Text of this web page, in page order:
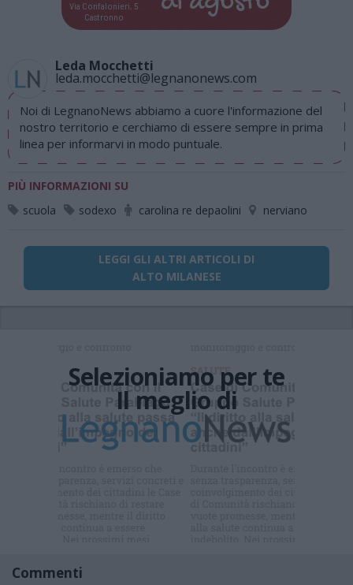
Via Confalonieri, 5
Castronno
Leda Mocchetti
leda.mocchetti@legnanonews.com
Noi di LegnanoNews abbiamo a cuore l'informazione del
nostro territorio e cerchiamo di essere sempre in prima
linea per informarvi in modo puntuale.
PIÙ INFORMAZIONI SU
scuola
sodexo carolina re depaolini nerviano
LEGGI GLI ALTRI ARTICOLI DI
ALTO MILANESE
Selezioniamo per te
Il meglio di
Commenti